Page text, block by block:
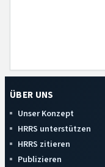
ÜBER UNS
Unser Konzept
HRRS unterstützen
HRRS zitieren
Publizieren